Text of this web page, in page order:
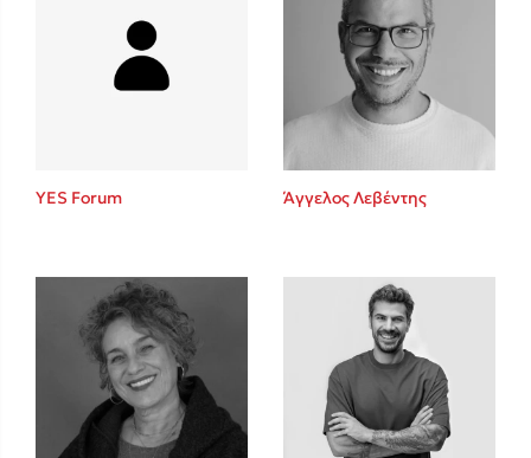
Δημοφιλείς Συγγραφείς
Φυστίκι ΠουΚυλάει
Sebastian Fitzek
Κατρίνα Τσάνταλη
Lucinda Riley
Mimi Matthews
Benzamin Bécue
Rebecca Yarros
Teo Benedetti
YES Forum Άγγελος Λεβέντης